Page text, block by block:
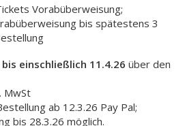
Vorabüberweisung;
bis spätestens 3
einschließlich 11.4.26 über den
MwSt
ab 12.3.26 Pay Pal;
bis 28.3.26 möglich.